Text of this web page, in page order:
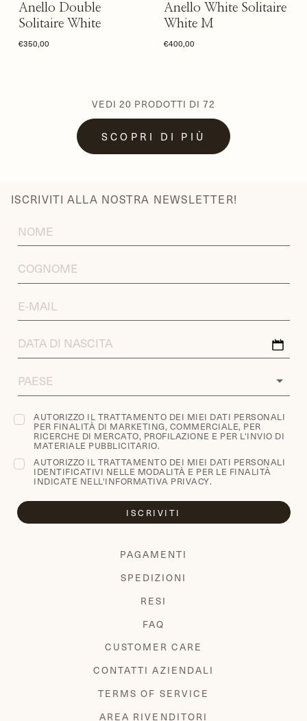
Anello Double
Solitaire White
€350,00
Anello White Solitaire
White M
€400,00
VEDI 20 PRODOTTI DI 72
SCOPRI DI PIÙ
ISCRIVITI ALLA NOSTRA NEWSLETTER!
FIRST
NAME
LAST
NAME
EMAIL
ADDRESS
DATA
DI
COUNTRY
AUTORIZZO IL TRATTAMENTO DEI MIEI DATI PERSONALI
PER FINALITÀ DI MARKETING, COMMERCIALE, PER
RICERCHE DI MERCATO, PROFILAZIONE E PER L'INVIO DI
MATERIALE PUBBLICITARIO.
AUTORIZZO IL TRATTAMENTO DEI MIEI DATI PERSONALI
IDENTIFICATIVI NELLE MODALITÀ E PER LE FINALITÀ
INDICATE NELL'INFORMATIVA PRIVACY.
ISCRIVITI
PAGAMENTI
SPEDIZIONI
RESI
FAQ
CUSTOMER CARE
CONTATTI AZIENDALI
TERMS OF SERVICE
AREA RIVENDITORI